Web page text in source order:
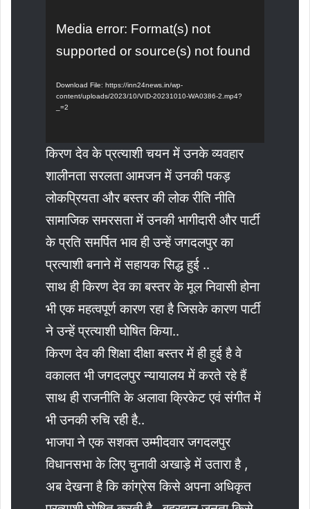
Video
Media error: Format(s) not
supported or source(s) not found
Download File: https://inn24news.in/wp-
content/uploads/2023/10/VID-20231010-WA0386-2.mp4?
_=2
किरण देव के प्रत्याशी चयन में उनके व्यवहार
शालीनता सरलता आमजन में उनकी पकड़
लोकप्रियता और बस्तर की लोक रीति नीति
सामाजिक समरसता में उनकी भागीदारी और पार्टी
के प्रति समर्पित भाव ही उन्हें जगदलपुर का
प्रत्याशी बनाने में सहायक सिद्ध हुई ..
साथ ही किरण देव का बस्तर के मूल निवासी होना
भी एक महत्वपूर्ण कारण रहा है जिसके कारण पार्टी
ने उन्हें प्रत्याशी घोषित किया..
किरण देव की शिक्षा दीक्षा बस्तर में ही हुई है वे
वकालत भी जगदलपुर न्यायालय में करते रहे हैं
साथ ही राजनीति के अलावा क्रिकेट एवं संगीत में
भी उनकी रुचि रही है..
भाजपा ने एक सशक्त उम्मीदवार जगदलपुर
विधानसभा के लिए चुनावी अखाड़े में उतारा है ,
अब देखना है कि कांग्रेस किसे अपना अधिकृत